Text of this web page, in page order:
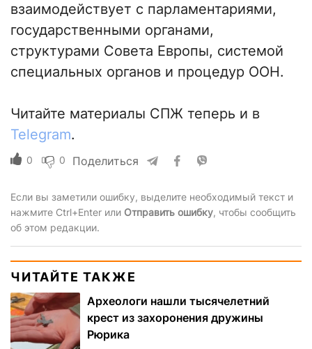
взаимодействует с парламентариями,
государственными органами,
структурами Совета Европы, системой
специальных органов и процедур ООН.
Читайте материалы СПЖ теперь и в
Telegram.
0 0 Поделиться
Если вы заметили ошибку, выделите необходимый текст и
нажмите Ctrl+Enter или Отправить ошибку, чтобы сообщить
об этом редакции.
ЧИТАЙТЕ ТАКЖЕ
Археологи нашли тысячелетний
крест из захоронения дружины
Рюрика